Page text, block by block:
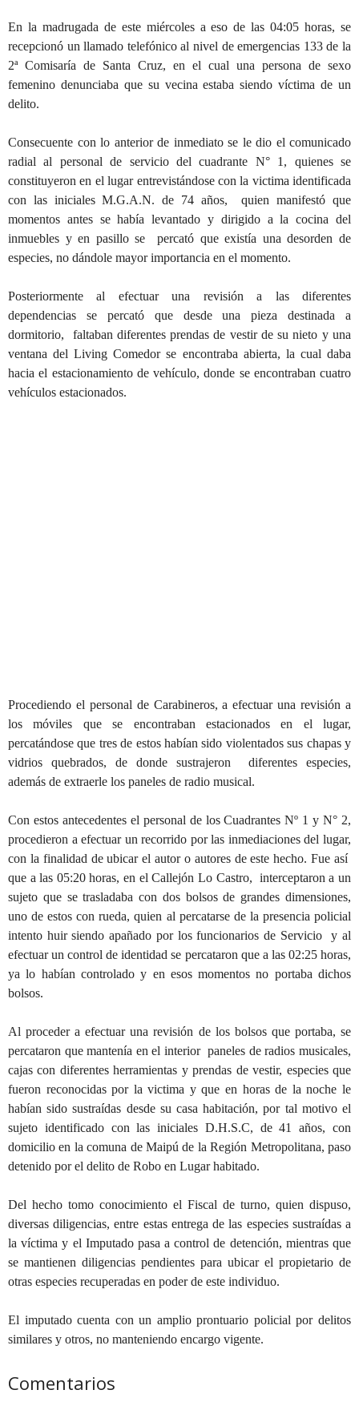
En la madrugada de este miércoles a eso de las 04:05 horas, se
recepcionó un llamado telefónico al nivel de emergencias 133 de la
2ª Comisaría de Santa Cruz, en el cual una persona de sexo
femenino denunciaba que su vecina estaba siendo víctima de un
delito.
Consecuente con lo anterior de inmediato se le dio el comunicado
radial al personal de servicio del cuadrante N° 1, quienes se
constituyeron en el lugar entrevistándose con la victima identificada
con las iniciales M.G.A.N. de 74 años, quien manifestó que
momentos antes se había levantado y dirigido a la cocina del
inmuebles y en pasillo se percató que existía una desorden de
especies, no dándole mayor importancia en el momento.
Posteriormente al efectuar una revisión a las diferentes
dependencias se percató que desde una pieza destinada a
dormitorio, faltaban diferentes prendas de vestir de su nieto y una
ventana del Living Comedor se encontraba abierta, la cual daba
hacia el estacionamiento de vehículo, donde se encontraban cuatro
vehículos estacionados.
Procediendo el personal de Carabineros, a efectuar una revisión a
los móviles que se encontraban estacionados en el lugar,
percatándose que tres de estos habían sido violentados sus chapas y
vidrios quebrados, de donde sustrajeron diferentes especies,
además de extraerle los paneles de radio musical.
Con estos antecedentes el personal de los Cuadrantes Nº 1 y N° 2,
procedieron a efectuar un recorrido por las inmediaciones del lugar,
con la finalidad de ubicar el autor o autores de este hecho. Fue así
que a las 05:20 horas, en el Callejón Lo Castro, interceptaron a un
sujeto que se trasladaba con dos bolsos de grandes dimensiones,
uno de estos con rueda, quien al percatarse de la presencia policial
intento huir siendo apañado por los funcionarios de Servicio y al
efectuar un control de identidad se percataron que a las 02:25 horas,
ya lo habían controlado y en esos momentos no portaba dichos
bolsos.
Al proceder a efectuar una revisión de los bolsos que portaba, se
percataron que mantenía en el interior paneles de radios musicales,
cajas con diferentes herramientas y prendas de vestir, especies que
fueron reconocidas por la victima y que en horas de la noche le
habían sido sustraídas desde su casa habitación, por tal motivo el
sujeto identificado con las iniciales D.H.S.C, de 41 años, con
domicilio en la comuna de Maipú de la Región Metropolitana, paso
detenido por el delito de Robo en Lugar habitado.
Del hecho tomo conocimiento el Fiscal de turno, quien dispuso,
diversas diligencias, entre estas entrega de las especies sustraídas a
la víctima y el Imputado pasa a control de detención, mientras que
se mantienen diligencias pendientes para ubicar el propietario de
otras especies recuperadas en poder de este individuo.
El imputado cuenta con un amplio prontuario policial por delitos
similares y otros, no manteniendo encargo vigente.
Comentarios